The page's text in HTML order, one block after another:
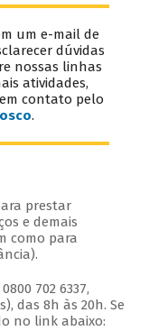
um e-mail de
dúvidas
nossas linhas
atividades,
contato pelo
.
prestar
e demais
como para
702 6337,
das 8h às 20h. Se
no link abaixo: